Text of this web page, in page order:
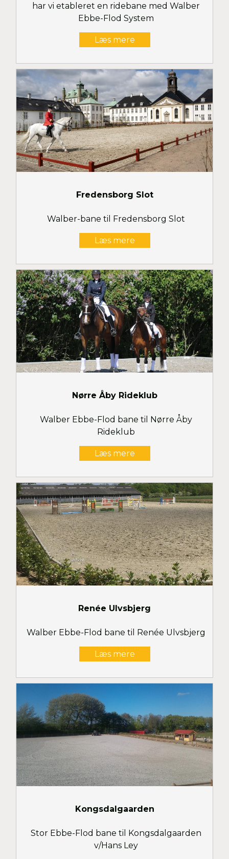
har vi etableret en ridebane med Walber
Ebbe-Flod System
Læs mere
Fredensborg Slot
Walber-bane til Fredensborg Slot
Læs mere
Nørre Åby Rideklub
Walber Ebbe-Flod bane til Nørre Åby
Rideklub
Læs mere
Renée Ulvsbjerg
Walber Ebbe-Flod bane til Renée Ulvsbjerg
Læs mere
Kongsdalgaarden
Stor Ebbe-Flod bane til Kongsdalgaarden
v/Hans Ley